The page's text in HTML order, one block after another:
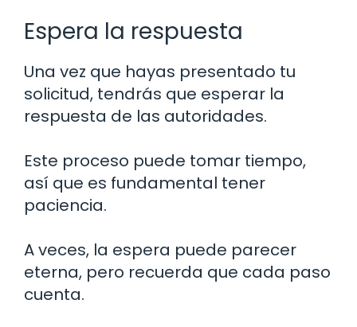
Espera la respuesta
Una vez que hayas presentado tu
solicitud, tendrás que esperar la
respuesta de las autoridades.
Este proceso puede tomar tiempo,
así que es fundamental tener
paciencia.
A veces, la espera puede parecer
eterna, pero recuerda que cada paso
cuenta.